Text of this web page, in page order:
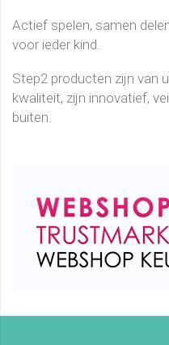
Actief spelen, samen
voor ieder kind.
Step2 producten zijn van
kwaliteit, zijn innovatief,
buiten.